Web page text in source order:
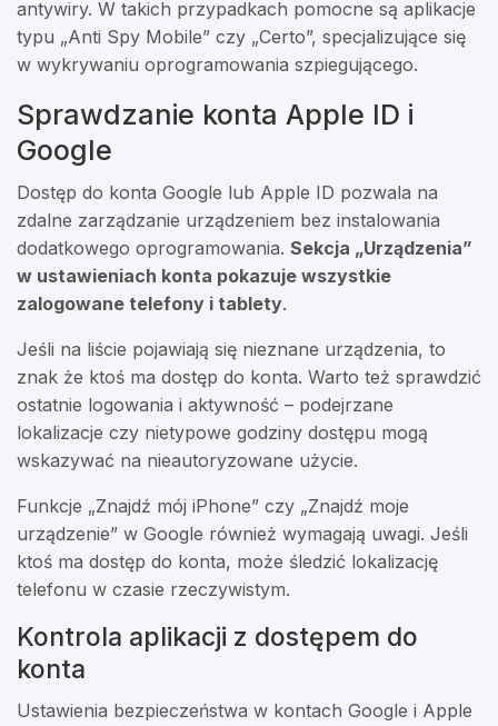
antywiry. W takich przypadkach pomocne są aplikacje
typu „Anti Spy Mobile” czy „Certo”, specjalizujące się
w wykrywaniu oprogramowania szpiegującego.
Sprawdzanie konta Apple ID i
Google
Dostęp do konta Google lub Apple ID pozwala na
zdalne zarządzanie urządzeniem bez instalowania
dodatkowego oprogramowania. Sekcja „Urządzenia”
w ustawieniach konta pokazuje wszystkie
zalogowane telefony i tablety.
Jeśli na liście pojawiają się nieznane urządzenia, to
znak że ktoś ma dostęp do konta. Warto też sprawdzić
ostatnie logowania i aktywność – podejrzane
lokalizacje czy nietypowe godziny dostępu mogą
wskazywać na nieautoryzowane użycie.
Funkcje „Znajdź mój iPhone” czy „Znajdź moje
urządzenie” w Google również wymagają uwagi. Jeśli
ktoś ma dostęp do konta, może śledzić lokalizację
telefonu w czasie rzeczywistym.
Kontrola aplikacji z dostępem do
konta
Ustawienia bezpieczeństwa w kontach Google i Apple